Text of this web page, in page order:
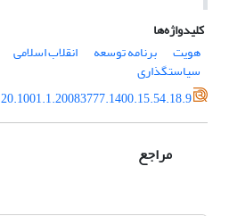
کلیدواژه‌ها
هویت
برنامه توسعه انقلاب اسلامی
سیاستگذاری
20.1001.1.20083777.1400.15.54.18.9
مراجع